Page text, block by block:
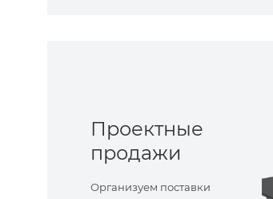
Проектные
продажи
Организуем поставки